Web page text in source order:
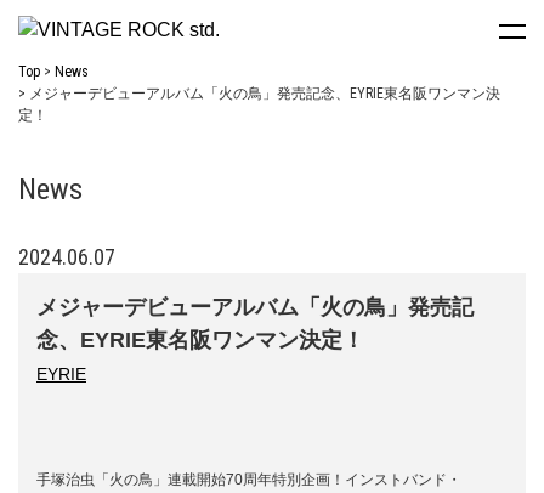
Top
News
メジャーデビューアルバム「火の鳥」発売記念、EYRIE東名阪ワンマン決
定！
News
2024.06.07
メジャーデビューアルバム「火の鳥」発売記
念、EYRIE東名阪ワンマン決定！
EYRIE
手塚治虫「火の鳥」連載開始70周年特別企画！インストバンド・